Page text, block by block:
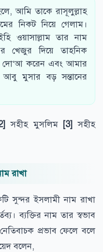
আমি তাকে রাসূলুল্লাহ
নিকট নিয়ে গেলাম।
ওয়াসাল্লাম তার নাম
খেজুর দিয়ে তাহনিক
দো‘আ করেন এবং আমার
আবু মুসার বড় সন্তানের
সহীহ মুসলিম [3] সহীহ
রাখা
সুন্দর ইসলামী নাম রাখা
ব্যক্তির নাম তার স্বভাব
প্রভাব ফেলে বলে
বলেন,